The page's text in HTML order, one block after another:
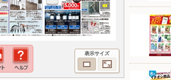
表示サイズ